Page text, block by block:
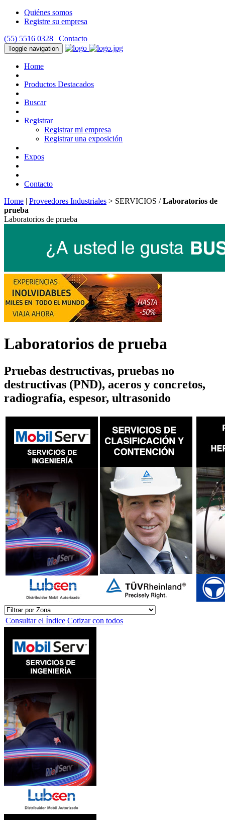
Quiénes somos
Registre su empresa
(55) 5516 0328 | Contacto
Toggle navigation
Home
Productos Destacados
Buscar
Registrar
Registrar mi empresa
Registrar una exposición
Expos
Contacto
Home | Proveedores Industriales > SERVICIOS /Laboratorios de
prueba
Laboratorios de prueba
Laboratorios de prueba
Pruebas destructivas, pruebas no
destructivas (PND), aceros y concretos,
radiografía, espesor, ultrasonido
Consultar el Índice Cotizar con todos